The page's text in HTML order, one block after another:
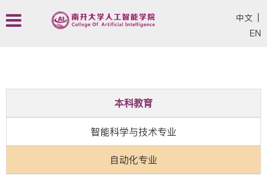
中文
EN
本科教育
智能科学与技术专业
自动化专业